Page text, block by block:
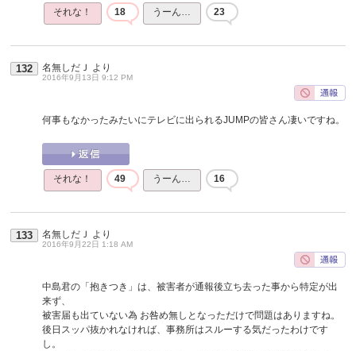
それな！ 18 うーん… 23
132 名無しだＪ より
2016年9月13日 9:12 PM
何事もなかったみたいにテレビに出られるJUMPの皆さん凄いですね。
それな！ 49 うーん… 16
133 名無しだＪ より
2016年9月22日 1:18 AM
中島君の「抱きつき」は、被害者が通報後立ち去った事から特定が出
来ず、
被害届も出ていない為 お咎め無しとなっただけで問題はありますね。
後日スッパ抜かれなければ、事務所はスルーする気だったわけです
し。